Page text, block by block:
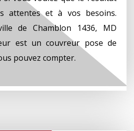
attentes et à vos besoins.
de Chamblon 1436, MD
est un couvreur pose de
pouvez compter.